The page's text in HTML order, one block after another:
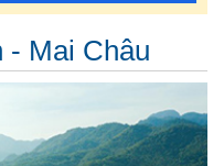
- Mai Châu